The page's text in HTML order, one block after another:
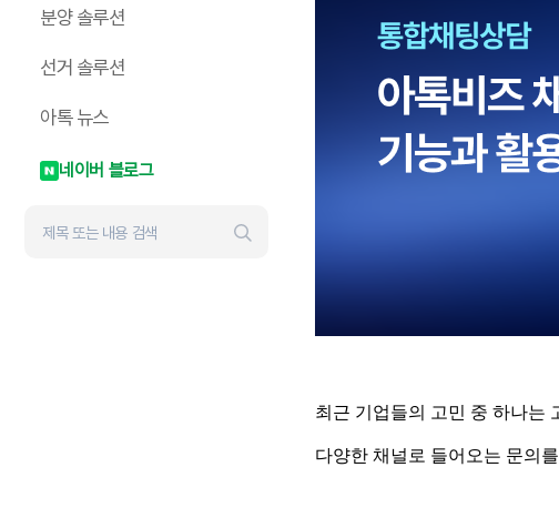
분양 솔루션
선거 솔루션
아톡 뉴스
네이버 블로그
최근 기업들의 고민 중 하나는
다양한 채널로 들어오는 문의